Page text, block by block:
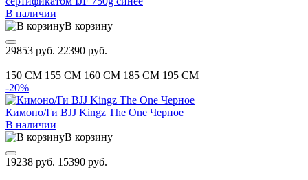
В наличии
В корзину
29853 руб. 22390 руб.
150 CM 155 CM 160 CM 185 CM 195 CM
-20%
Кимоно/Ги BJJ Kingz The One Черное
В наличии
В корзину
19238 руб. 15390 руб.